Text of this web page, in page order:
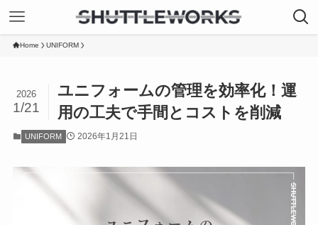
Home UNIFORM
ユニフォームの管理を効率化！運
用の工夫で手間とコストを削減
2026
1/21
UNIFORM 2026年1月21日